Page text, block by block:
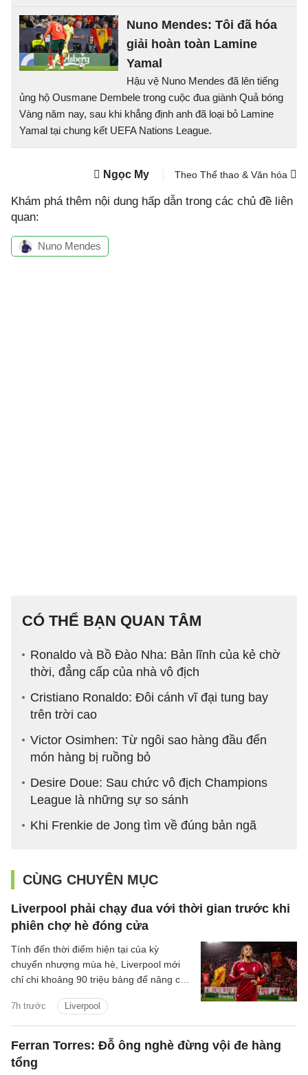
Nuno Mendes: Tôi đã hóa
giải hoàn toàn Lamine
Yamal
Hậu vệ Nuno Mendes đã lên tiếng
ủng hộ Ousmane Dembele trong cuộc đua giành Quả bóng
Vàng năm nay, sau khi khẳng định anh đã loại bỏ Lamine
Yamal tại chung kết UEFA Nations League.
Ngọc My Theo Thể thao & Văn hóa
Khám phá thêm nội dung hấp dẫn trong các chủ đề liên
quan:
Nuno Mendes
CÓ THỂ BẠN QUAN TÂM
Ronaldo và Bồ Đào Nha: Bản lĩnh của kẻ chờ
thời, đẳng cấp của nhà vô địch
Cristiano Ronaldo: Đôi cánh vĩ đại tung bay
trên trời cao
Victor Osimhen: Từ ngôi sao hàng đầu đến
món hàng bị ruồng bỏ
Desire Doue: Sau chức vô địch Champions
League là những sự so sánh
Khi Frenkie de Jong tìm về đúng bản ngã
CÙNG CHUYÊN MỤC
Liverpool phải chạy đua với thời gian trước khi
phiên chợ hè đóng cửa
7h trước Liverpool
Tính đến thời điểm hiện tại của kỳ
chuyển nhượng mùa hè, Liverpool mới
chỉ chi khoảng 90 triệu bảng để nâng cấp
Jeremy Jacquet và cầu thủ chạy cánh
Victor Munoz.
Ferran Torres: Đỗ ông nghè đừng vội đe hàng
tổng